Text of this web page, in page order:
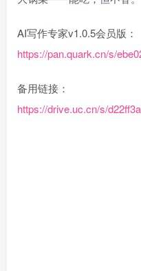
AI写作专家v1.0.5会员版：
https://pan.quark.cn/s/
备用链接：
https://drive.uc.cn/s/